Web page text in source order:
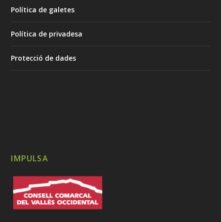
Política de galetes
Política de privadesa
Protecció de dades
IMPULSA